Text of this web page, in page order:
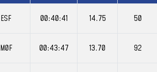
ESF 00:40:41 14.75 50
M0F 00:43:47 13.70 92